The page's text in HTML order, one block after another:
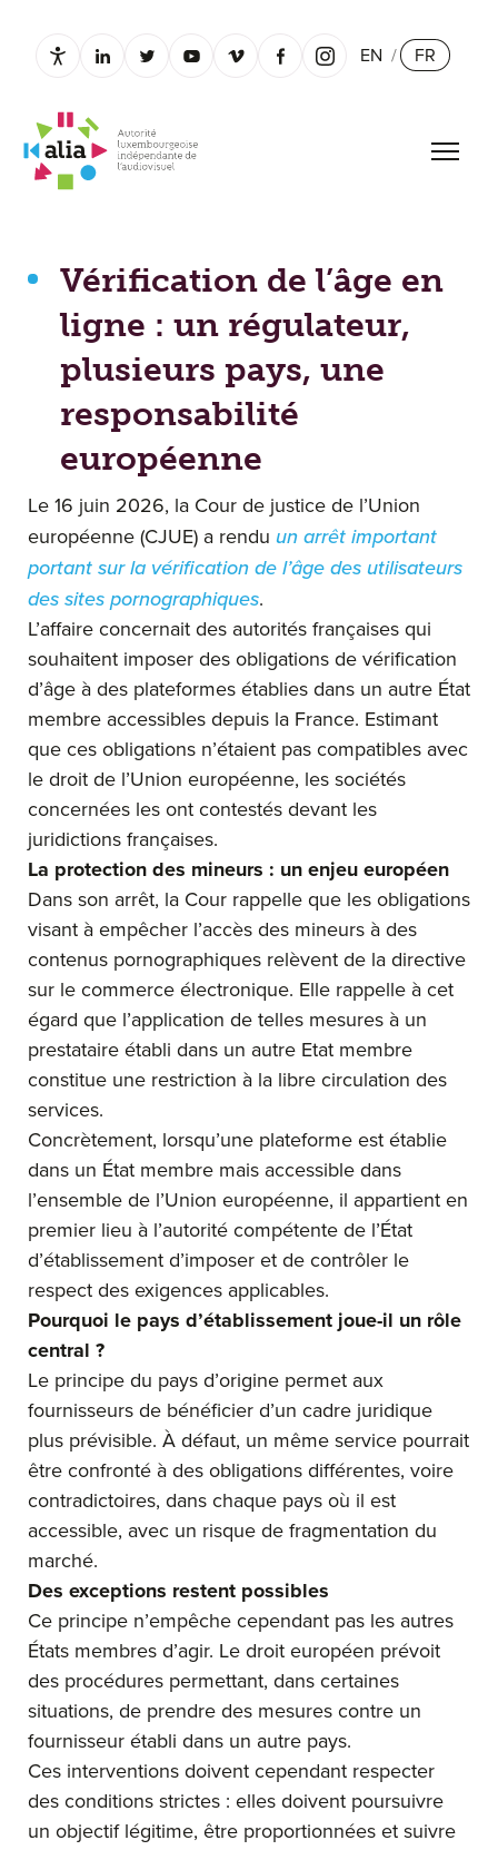
Paramètres d’accessibilité
linkedin.com
twitter.com
youtube.com
vimeo.com
facebook.com
instagram.com
EN / FR
Ouvrir
Vérification de l’âge en
ligne : un régulateur,
plusieurs pays, une
responsabilité
européenne
Le 16 juin 2026, la Cour de justice de l’Union
européenne (CJUE) a rendu un arrêt important
portant sur la vérification de l’âge des utilisateurs
des sites pornographiques.
L’affaire concernait des autorités françaises qui
souhaitent imposer des obligations de vérification
d’âge à des plateformes établies dans un autre État
membre accessibles depuis la France. Estimant
que ces obligations n’étaient pas compatibles avec
le droit de l’Union européenne, les sociétés
concernées les ont contestés devant les
juridictions françaises.
La protection des mineurs : un enjeu européen
Dans son arrêt, la Cour rappelle que les obligations
visant à empêcher l’accès des mineurs à des
contenus pornographiques relèvent de la directive
sur le commerce électronique. Elle rappelle à cet
égard que l’application de telles mesures à un
prestataire établi dans un autre Etat membre
constitue une restriction à la libre circulation des
services.
Concrètement, lorsqu’une plateforme est établie
dans un État membre mais accessible dans
l’ensemble de l’Union européenne, il appartient en
premier lieu à l’autorité compétente de l’État
d’établissement d’imposer et de contrôler le
respect des exigences applicables.
Pourquoi le pays d’établissement joue-il un rôle
central ?
Le principe du pays d’origine permet aux
fournisseurs de bénéficier d’un cadre juridique
plus prévisible. À défaut, un même service pourrait
être confronté à des obligations différentes, voire
contradictoires, dans chaque pays où il est
accessible, avec un risque de fragmentation du
marché.
Des exceptions restent possibles
Ce principe n’empêche cependant pas les autres
États membres d’agir. Le droit européen prévoit
des procédures permettant, dans certaines
situations, de prendre des mesures contre un
fournisseur établi dans un autre pays.
Ces interventions doivent cependant respecter
des conditions strictes : elles doivent poursuivre
un objectif légitime, être proportionnées et suivre